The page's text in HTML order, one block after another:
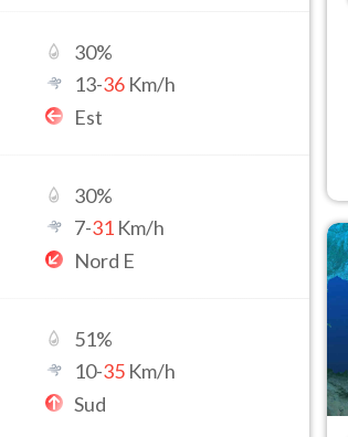
30%
13-36 Km/h
Est
30%
7-31 Km/h
Nord E
51%
10-35 Km/h
Sud